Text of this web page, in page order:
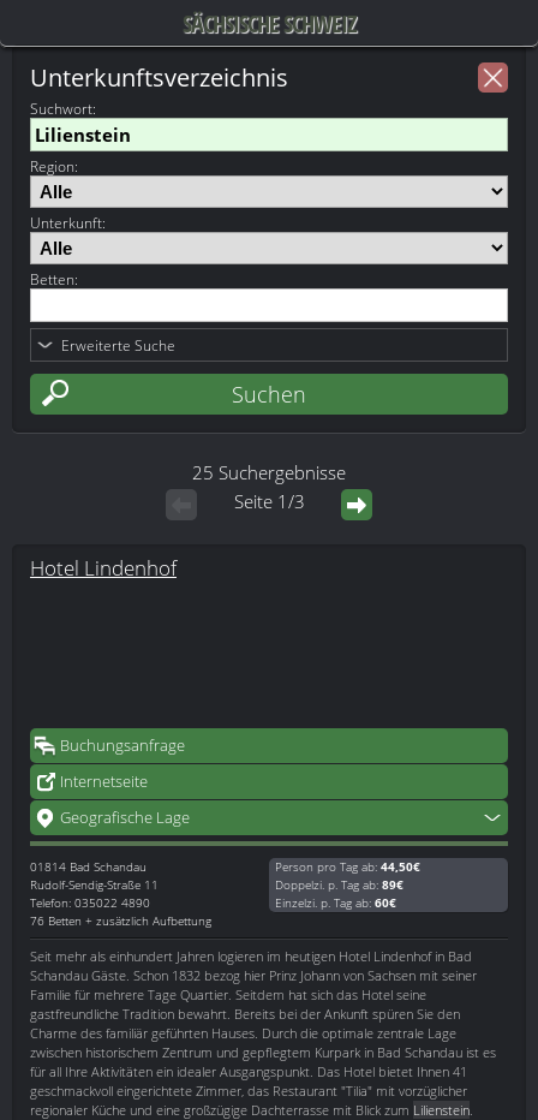
SÄCHSISCHE SCHWEIZ
Unterkunftsverzeichnis
Suchwort:
Region:
Unterkunft:
Betten:
Erweiterte Suche
25 Suchergebnisse
Seite 1/3
Hotel Lindenhof
Buchungsanfrage
Internetseite
Geografische Lage
01814 Bad Schandau
Rudolf-Sendig-Straße 11
Telefon: 035022 4890
76 Betten + zusätzlich Aufbettung
Person pro Tag ab: 44,50€
Doppelzi. p. Tag ab: 89€
Einzelzi. p. Tag ab: 60€
Seit mehr als einhundert Jahren logieren im heutigen Hotel Lindenhof in Bad
Schandau Gäste. Schon 1832 bezog hier Prinz Johann von Sachsen mit seiner
Familie für mehrere Tage Quartier. Seitdem hat sich das Hotel seine
gastfreundliche Tradition bewahrt. Bereits bei der Ankunft spüren Sie den
Charme des familiär geführten Hauses. Durch die optimale zentrale Lage
zwischen historischem Zentrum und gepflegtem Kurpark in Bad Schandau ist es
für all Ihre Aktivitäten ein idealer Ausgangspunkt. Das Hotel bietet Ihnen 41
geschmackvoll eingerichtete Zimmer, das Restaurant "Tilia" mit vorzüglicher
regionaler Küche und eine großzügige Dachterrasse mit Blick zum Lilienstein